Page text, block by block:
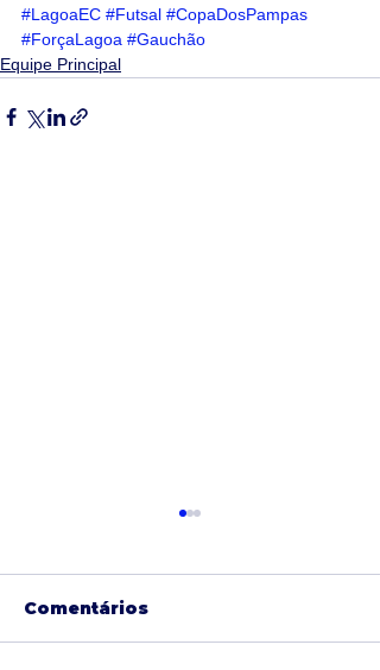
#LagoaEC #Futsal #CopaDosPampas
#ForçaLagoa #Gauchão
Equipe Principal
Comentários